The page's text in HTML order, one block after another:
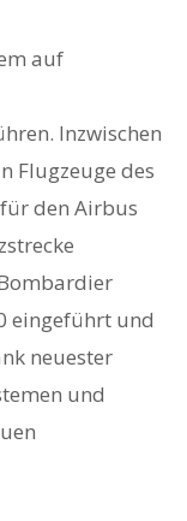
auf
Inzwischen
Flugzeuge des
den Airbus
eingeführt und
neuester
und